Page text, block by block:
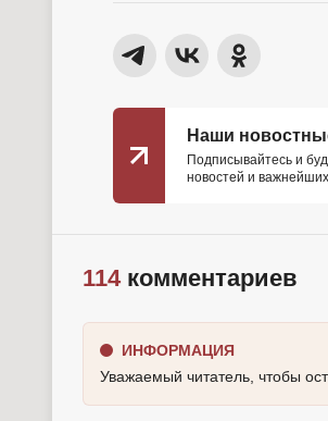
Наши
Подписывайтесь и
новостей и
114комментариев
ИНФОРМАЦИЯ
Уважаемый читатель, чтобы